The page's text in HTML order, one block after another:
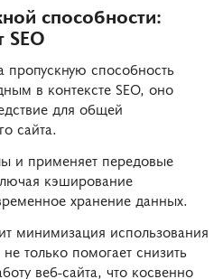
способности:
SEO
пропускную способность
в контексте SEO, оно
для общей
сайта.
и применяет передовые
кэширование
хранение данных.
минимизация использования
только помогает снизить
веб-сайта, что косвенно